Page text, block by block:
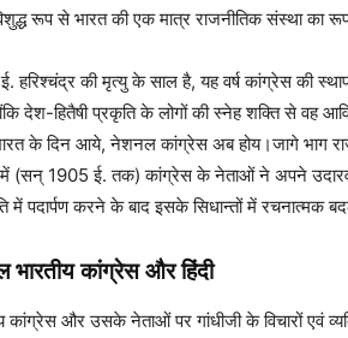
रूप से भारत की एक मात्र राजनीतिक संस्था का
हरिश्चंद्र की मृत्यु के साल है, यह वर्ष कांग्रेस की
देश-हितैषी प्रकृति के लोगों की स्नेह शक्ति से वह
के दिन आये, नेशनल कांग्रेस अब होय।जागे भाग
में (सन् 1905 ई. तक) कांग्रेस के नेताओं ने अपने
में पदार्पण करने के बाद इसके सिधान्तों में रचनात्मक
भारतीय कांग्रेस और हिंदी
कांग्रेस और उसके नेताओं पर गांधीजी के विचारों एवं